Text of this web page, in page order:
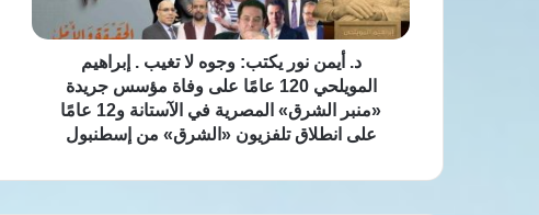
.
إبراهيم
المويلحيد. أيمن نور يكتب: وجوه لا تغيب . إبراهيم
المويلحي 120 عامًا على وفاة مؤسس جريدة
«منبر الشرق» المصرية في الآستانة و12 عامًا
على انطلاق تلفزيون «الشرق» من إسطنبول